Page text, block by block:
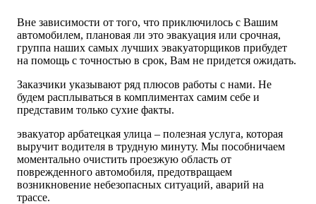
Вне зависимости от того, что приключилось с Вашим
автомобилем, плановая ли это эвакуация или срочная,
группа наших самых лучших эвакуаторщиков прибудет
на помощь с точностью в срок, Вам не придется ожидать.
Заказчики указывают ряд плюсов работы с нами. Не
будем расплываться в комплиментах самим себе и
представим только сухие факты.
эвакуатор арбатецкая улица – полезная услуга, которая
выручит водителя в трудную минуту. Мы пособничаем
моментально очистить проезжую область от
поврежденного автомобиля, предотвращаем
возникновение небезопасных ситуаций, аварий на
трассе.